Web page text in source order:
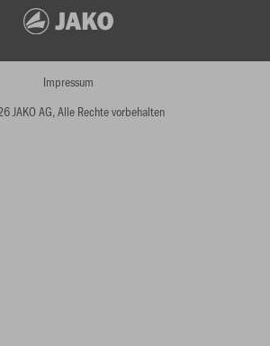
JAKO AG, Alle Rechte vorbehalten
Impressum